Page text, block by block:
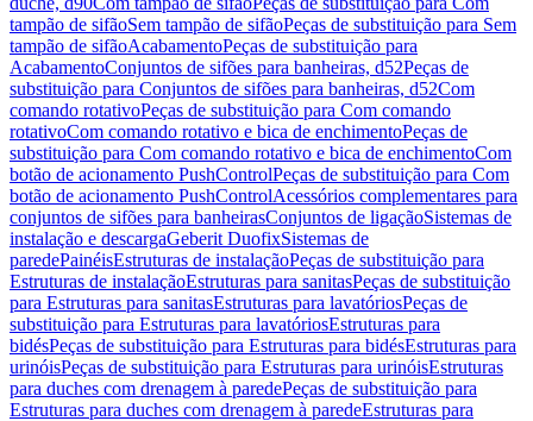
tampão de sifãoSem tampão de sifãoPeças de substituição para Sem
tampão de sifãoAcabamentoPeças de substituição para
AcabamentoConjuntos de sifões para banheiras, d52Peças de
substituição para Conjuntos de sifões para banheiras, d52Com
comando rotativoPeças de substituição para Com comando
rotativoCom comando rotativo e bica de enchimentoPeças de
substituição para Com comando rotativo e bica de enchimentoCom
botão de acionamento PushControlPeças de substituição para Com
botão de acionamento PushControlAcessórios complementares para
conjuntos de sifões para banheirasConjuntos de ligaçãoSistemas de
instalação e descargaGeberit DuofixSistemas de
paredePainéisEstruturas de instalaçãoPeças de substituição para
Estruturas de instalaçãoEstruturas para sanitasPeças de substituição
para Estruturas para sanitasEstruturas para lavatóriosPeças de
substituição para Estruturas para lavatóriosEstruturas para
bidésPeças de substituição para Estruturas para bidésEstruturas para
urinóisPeças de substituição para Estruturas para urinóisEstruturas
para duches com drenagem à paredePeças de substituição para
Estruturas para duches com drenagem à paredeEstruturas para